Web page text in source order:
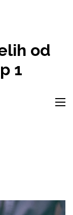
od
1